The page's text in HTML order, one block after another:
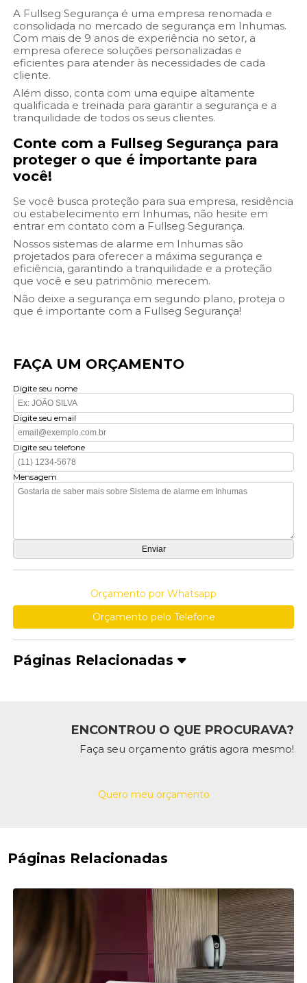
A Fullseg Segurança é uma empresa renomada e
consolidada no mercado de segurança em Inhumas.
Com mais de 9 anos de experiência no setor, a
empresa oferece soluções personalizadas e
eficientes para atender às necessidades de cada
cliente.
Além disso, conta com uma equipe altamente
qualificada e treinada para garantir a segurança e a
tranquilidade de todos os seus clientes.
Conte com a Fullseg Segurança para
proteger o que é importante para
você!
Se você busca proteção para sua empresa, residência
ou estabelecimento em Inhumas, não hesite em
entrar em contato com a Fullseg Segurança.
Nossos sistemas de alarme em Inhumas são
projetados para oferecer a máxima segurança e
eficiência, garantindo a tranquilidade e a proteção
que você e seu patrimônio merecem.
Não deixe a segurança em segundo plano, proteja o
que é importante com a Fullseg Segurança!
FAÇA UM ORÇAMENTO
Digite seu nome
Digite seu email
Digite seu telefone
Mensagem
Orçamento por Whatsapp
Orçamento pelo Telefone
Páginas Relacionadas
ENCONTROU O QUE PROCURAVA?
Faça seu orçamento grátis agora mesmo!
Quero meu orçamento
Páginas Relacionadas